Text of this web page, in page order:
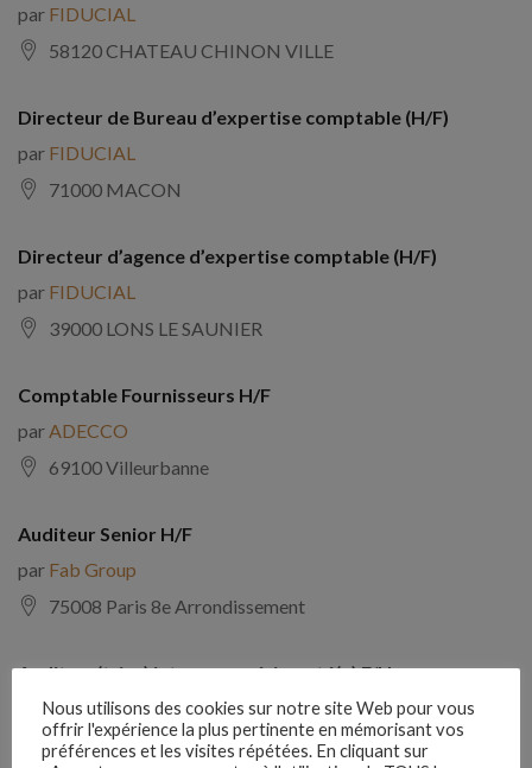
par FIDUCIAL
58120 CHATEAU CHINON VILLE
Directeur de Bureau d’expertise comptable (H/F)
par FIDUCIAL
71000 MACON
Directeur d’agence d’expertise comptable (H/F)
par FIDUCIAL
39000 LONS LE SAUNIER
Comptable Fournisseurs H/F
par ADECCO
69100 Villeurbanne
Auditeur Senior H/F
par Fab Group
75008 Paris 8e Arrondissement
Auditeur(trice) interne expérimenté(e) F/H
parComptabilite Emploi
39130 Châtillon
Nous utilisons des cookies sur notre site Web pour vous
offrir l'expérience la plus pertinente en mémorisant vos
préférences et les visites répétées. En cliquant sur